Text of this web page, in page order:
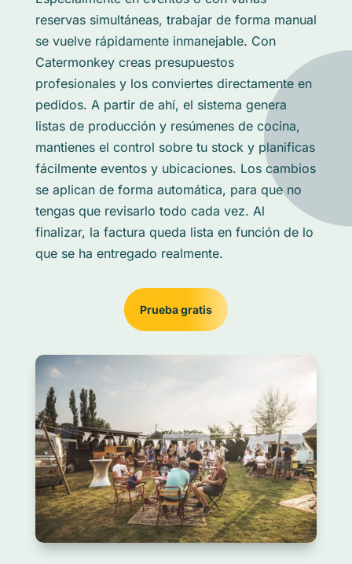
reservas simultáneas, trabajar de forma manual
se vuelve rápidamente inmanejable. Con
Catermonkey creas presupuestos
profesionales y los conviertes directamente en
pedidos. A partir de ahí, el sistema genera
listas de producción y resúmenes de cocina,
mantienes el control sobre tu stock y planificas
fácilmente eventos y ubicaciones. Los cambios
se aplican de forma automática, para que no
tengas que revisarlo todo cada vez. Al
finalizar, la factura queda lista en función de lo
que se ha entregado realmente.
Prueba gratis